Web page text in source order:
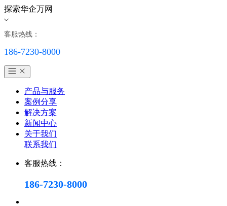
探索华企万网
客服热线：
186-7230-8000
产品与服务
案例分享
解决方案
新闻中心
关于我们
联系我们
客服热线：
186-7230-8000